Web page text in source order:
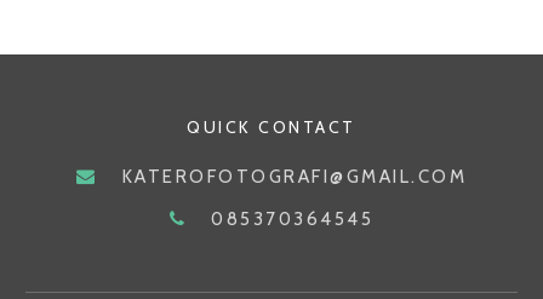
QUICK CONTACT
KATEROFOTOGRAFI@GMAIL.COM
085370364545